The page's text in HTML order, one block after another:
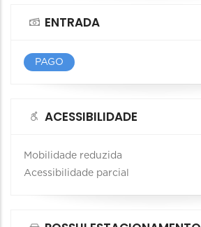
ENTRADA
PAGO
ACESSIBILIDADE
Mobilidade reduzida
Acessibilidade parcial